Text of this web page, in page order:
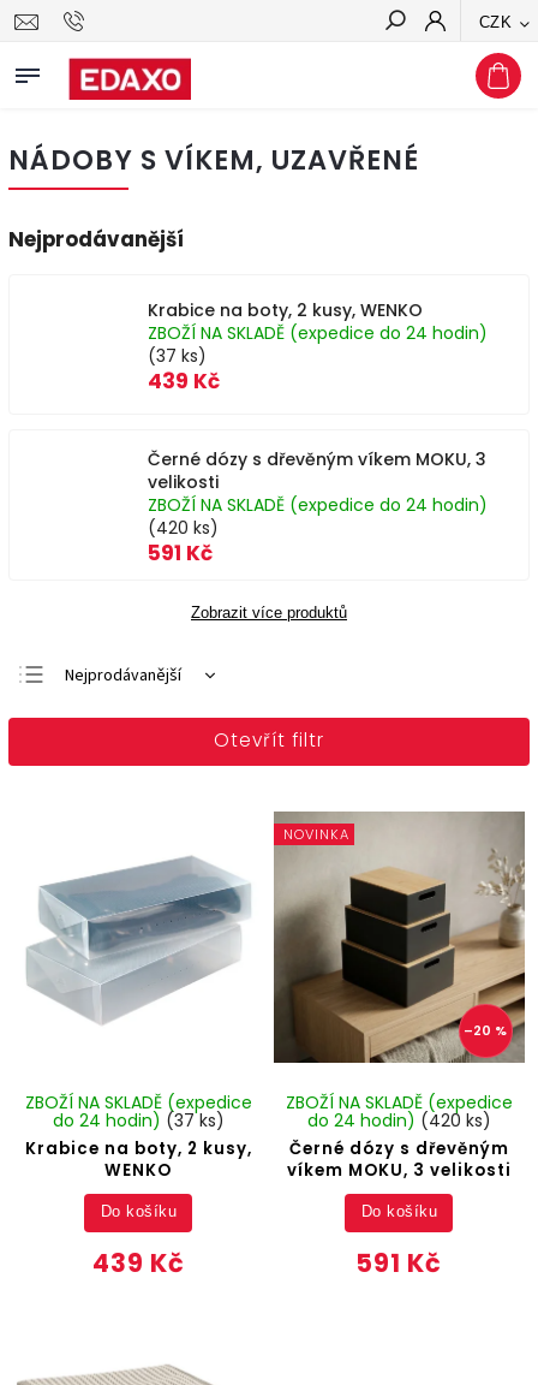
CZK
Hledat
NÁDOBY S VÍKEM, UZAVŘENÉ
Nejprodávanější
Krabice na boty, 2 kusy, WENKO
ZBOŽÍ NA SKLADĚ (expedice do 24 hodin)
(37 ks)
439 Kč
Černé dózy s dřevěným víkem MOKU, 3
velikosti
ZBOŽÍ NA SKLADĚ (expedice do 24 hodin)
(420 ks)
591 Kč
Zobrazit více produktů
Doporučujeme
Nejprodávanější
Otevřít filtr
Krabice na boty, 2 kusy,
WENKO
ZBOŽÍ NA SKLADĚ (expedice
do 24 hodin) (37 ks)
439 Kč
Do košíku
NOVINKA
–20 %
Černé dózy s dřevěným
víkem MOKU, 3 velikosti
ZBOŽÍ NA SKLADĚ (expedice
do 24 hodin) (420 ks)
591 Kč
Do košíku